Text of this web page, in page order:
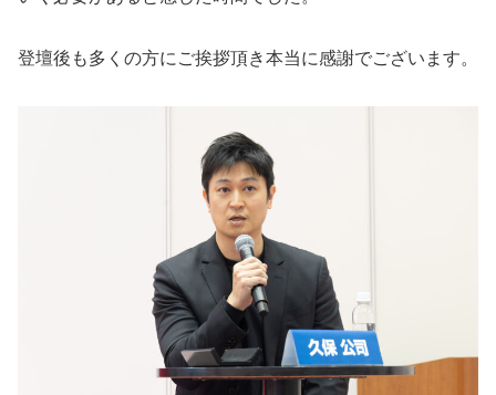
登壇後も多くの方にご挨拶頂き本当に感謝でございます。